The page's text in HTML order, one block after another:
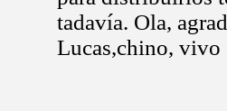
tadavía. Ola,
Lucas,chino, vivo